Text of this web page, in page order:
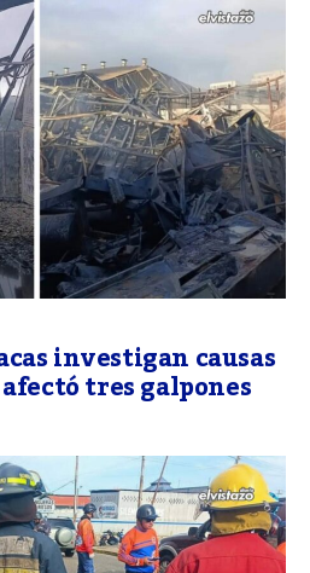
investigan causas
tres galpones